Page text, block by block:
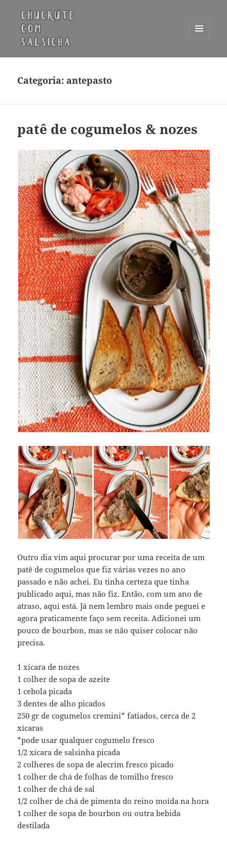
WIDGETS
Categoria: antepasto
patê de cogumelos & nozes
Outro dia vim aqui procurar por uma receita de um
patê de cogumelos que fiz várias vezes no ano
passado e não achei. Eu tinha certeza que tinha
publicado aqui, mas não fiz. Então, com um ano de
atraso, aqui está. Já nem lembro mais onde peguei e
agora praticamente faço sem receita. Adicionei um
pouco de bourbon, mas se não quiser colocar não
precisa.
1 xícara de nozes
1 colher de sopa de azeite
1 cebola picada
3 dentes de alho picados
250 gr de cogumelos cremini* fatiados, cerca de 2
xícaras
*pode usar qualquer cogumelo fresco
1/2 xícara de salsinha picada
2 colheres de sopa de alecrim fresco picado
1 colher de chá de folhas de tomilho fresco
1 colher de chá de sal
1/2 colher de chá de pimenta do reino moída na hora
1 colher de sopa de bourbon ou outra bebida
destilada